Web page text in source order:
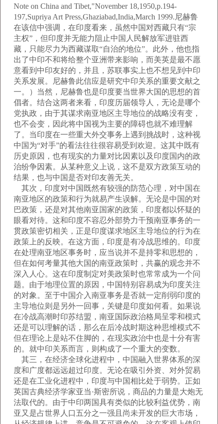
Note on China and Tibet,"November 18,1950,p.194-
197,Supriya Art Press,Ghaziabad,India,March 1999.尼赫鲁
在该信中强调，在印度看来，虽然中国对西藏只有“宗
主权”，但印度并无能力阻止中国人民解放军进驻西
藏，只能尽力为西藏谋取“自治的地位”。此外，他也指
出了中印不和将给整个亚洲带来影响，而美英是最不愿
意看到中印友好的，并且，苏联事实上也不想见到中印
关系发展。尼赫鲁此信应是研究中印关系的重要文献之
一。）当然，尼赫鲁也是印度要当世界大国的思想的首
倡者。结合这两者来看，印度历届领导人，无论是哪个
党执政，由于其谋求南亚地区主导地位的战略没有变，
也不会变，因此将中国视为主要的障碍也就不难理解
了。当印度在一些重大外交事务上遇到挑战时，这种视
中国为“对手”的看法往往很容易受到欢迎。这其中既有
历史原因，也有现实的力量对比因素以及印度国内的政
治纷争因素。从某种意义上说，这不是双方政策互动的
结果，也与中国是否对印友善无关。
其次，印度对中国既然有较强的防范心理，对中国在
南亚地区的政策和行为就易产生误解。无论是中国的对
巴政策，还是对其他南亚国家的政策，印度都以怀疑的
眼看对待。这和印度不容忍外部势力干预南亚事务的一
贯政策密切相关，正是印度谋求地区主导地位的行为在
政策上的反映。在这方面，印度是有冷战思维的。印度
在处理南亚地区事务时，应当说并不是持零和思想的，
但在如何考量其他大国的南亚政策时，共赢的观念并不
深入人心。这在印度制定对美政策时也常常成为一个问
题。由于地理位置的原因，中国特别容易成为印度关注
的对象。至于中国介入南亚事务是否就一定削弱印度的
主导地位则是另外一回事，关键是印度如何看。如果说
在冷战高潮时印苏结盟，南亚国际政治格局呈零和模式
还是可以理解的话，那么在后冷战时期这种思维模式不
但在理论上是站不住脚的，在现实政治中也是十分有害
的。就中印关系而言，则构成了一个重大的变数。
其三，在经济全球化进程中，中国融入世界体系的深
度和广度都远远超过印度。无论在吸引外资、对外贸易
还是在工业化进程中，印度与中国相比处于弱势。正如
英国古典经济学家亚当·斯密所说，商品的力量是大炮无
法取代的。由于中印两国具有类似的比较利益优势，南
亚又是占世界人口五分之一强且尚未开发的巨大市场，